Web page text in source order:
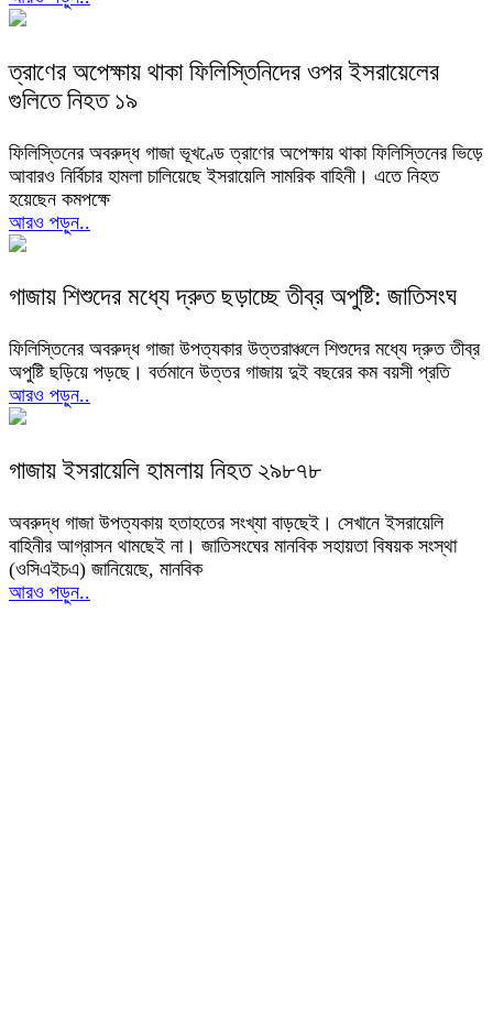
ত্রাণের অপেক্ষায় থাকা ফিলিস্তিনিদের ওপর ইসরায়েলের
গুলিতে নিহত ১৯
ফিলিস্তিনের অবরুদ্ধ গাজা ভূখণ্ডে ত্রাণের অপেক্ষায় থাকা ফিলিস্তিনের ভিড়ে
আবারও নির্বিচার হামলা চালিয়েছে ইসরায়েলি সামরিক বাহিনী। এতে নিহত
হয়েছেন কমপক্ষে
আরও পড়ুন..
গাজায় শিশুদের মধ্যে দ্রুত ছড়াচ্ছে তীব্র অপুষ্টি: জাতিসংঘ
ফিলিস্তিনের অবরুদ্ধ গাজা উপত্যকার উত্তরাঞ্চলে শিশুদের মধ্যে দ্রুত তীব্র
অপুষ্টি ছড়িয়ে পড়ছে। বর্তমানে উত্তর গাজায় দুই বছরের কম বয়সী প্রতি
আরও পড়ুন..
গাজায় ইসরায়েলি হামলায় নিহত ২৯৮৭৮
অবরুদ্ধ গাজা উপত্যকায় হতাহতের সংখ্যা বাড়ছেই। সেখানে ইসরায়েলি
বাহিনীর আগ্রাসন থামছেই না। জাতিসংঘের মানবিক সহায়তা বিষয়ক সংস্থা
(ওসিএইচএ) জানিয়েছে, মানবিক
আরও পড়ুন..